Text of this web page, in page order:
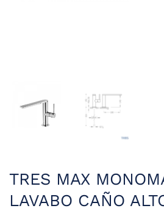
TRES MAX
LAVABO CAÑO